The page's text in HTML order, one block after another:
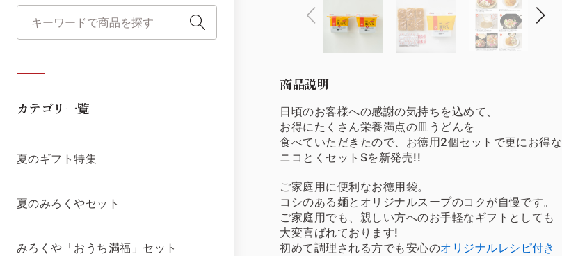
カテゴリ一覧
夏のギフト特集
夏のみろくやセット
みろくや「おうち満福」セット
商品説明
日頃のお客様への感謝の気持ちを込めて、
お得にたくさん栄養満点の皿うどんを
食べていただきたので、お徳用2個セットで更にお得な
ニコとくセットSを新発売!!
ご家庭用に便利なお徳用袋。
コシのある麺とオリジナルスープのコクが自慢です。
ご家庭用でも、親しい方へのお手軽なギフトとしても
大変喜ばれております!
初めて調理される方でも安心のオリジナルレシピ付き